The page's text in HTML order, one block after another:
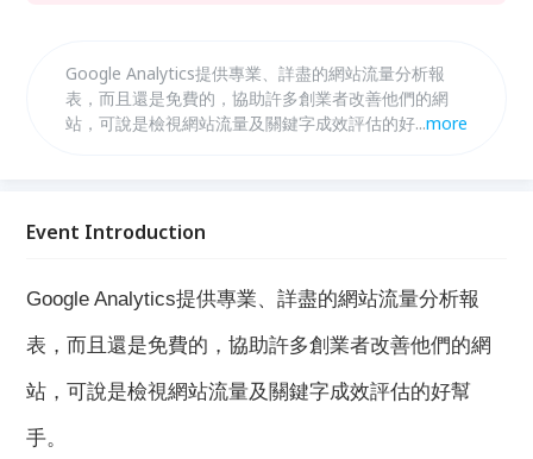
Google Analytics提供專業、詳盡的網站流量分析報
表，而且還是免費的，協助許多創業者改善他們的網
站，可說是檢視網站流量及關鍵字成效評估的好幫手。
...more
Event Introduction
Google Analytics提供專業、詳盡的網站流量分析報
表，而且還是免費的，協助許多創業者改善他們的網
站，可說是檢視網站流量及關鍵字成效評估的好幫
手。